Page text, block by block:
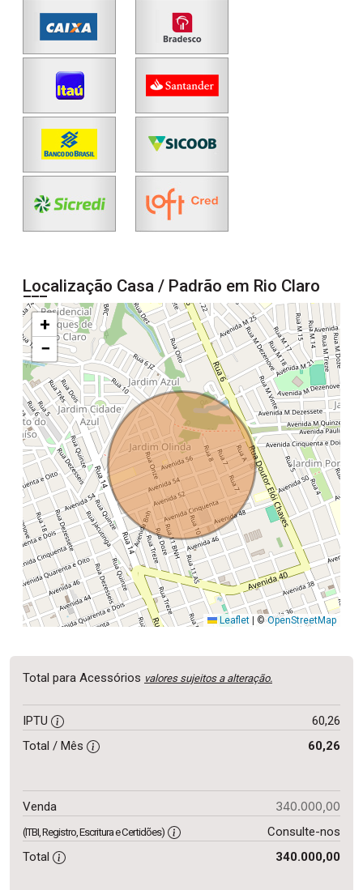
Localização Casa / Padrão em Rio Claro
+
−
Leaflet ©OpenStreetMap
Total para Acessórios valores sujeitos a alteração.
IPTU
60,26
Total / Mês
60,26
Venda 340.000,00
(ITBI, Registro, Escritura e Certidões)
Consulte-nos
Total
340.000,00